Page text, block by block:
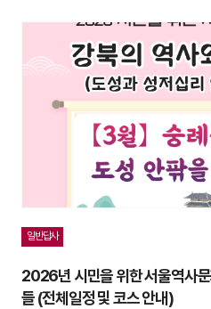
일반답사
2026년 시민을 위한 서울역사
들 (전체일정 및 코스 안내)